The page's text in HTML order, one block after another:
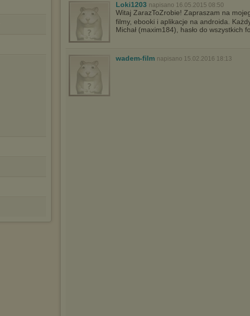
Loki1203 napisano 16.05.2015 08:50
Witaj ZarazToZrobie! Zapraszam na
filmy, ebooki i aplikacje na androida.
Michał (maxim184), hasło do wszystkich
wadem-film napisano 15.02.2016 18:13